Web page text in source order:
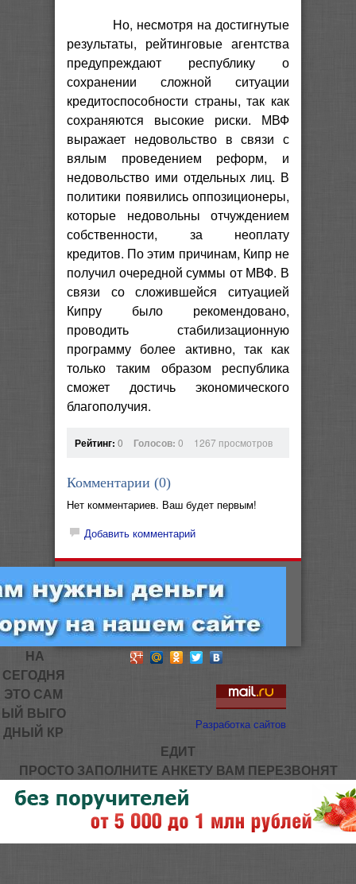
Но, несмотря на достигнутые
результаты, рейтинговые агентства
предупреждают республику о
сохранении сложной ситуации
кредитоспособности страны, так как
сохраняются высокие риски. МВФ
выражает недовольство в связи с
вялым проведением реформ, и
недовольство ими отдельных лиц. В
политики появились оппозиционеры,
которые недовольны отчуждением
собственности, за неоплату
кредитов. По этим причинам, Кипр не
получил очередной суммы от МВФ. В
связи со сложившейся ситуацией
Кипру было рекомендовано,
проводить стабилизационную
программу более активно, так как
только таким образом республика
сможет достичь экономического
благополучия.
Рейтинг: 0 Голосов: 0 1267 просмотров
Комментарии (0)
Нет комментариев. Ваш будет первым!
Добавить комментарий
Разработка сайтов
НА
СЕГОДНЯ
ЭТО САМ
ЫЙ ВЫГО
ДНЫЙ КР
ЕДИТ
ПРОСТО ЗАПОЛНИТЕ АНКЕТУ ВАМ ПЕРЕЗВОНЯТ